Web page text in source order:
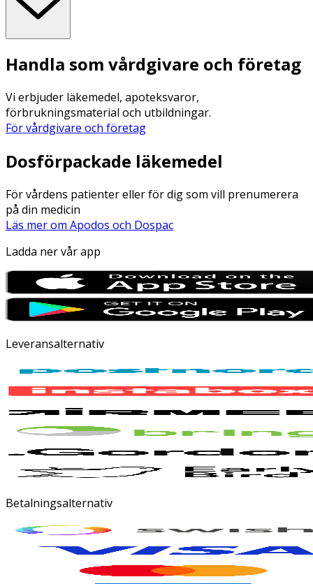
Handla som vårdgivare och företag
Vi erbjuder läkemedel, apoteksvaror,
förbrukningsmaterial och utbildningar.
För vårdgivare och företag
Dosförpackade läkemedel
För vårdens patienter eller för dig som vill prenumerera
på din medicin
Läs mer om Apodos och Dospac
Ladda ner vår app
Leveransalternativ
Betalningsalternativ